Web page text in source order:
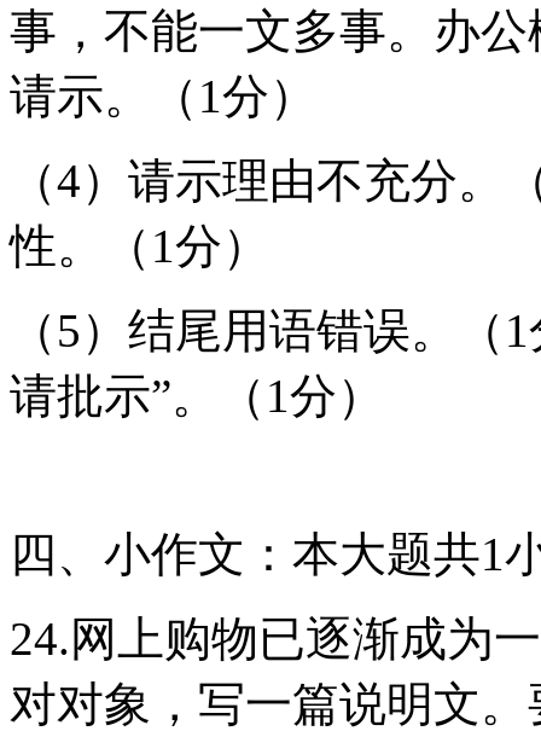
事，不能一文多事。办
请示。（1分）
（4）请示理由不充分。
性。（1分）
（5）结尾用语错误。（
请批示”。（1分）
四、小作文：本大题共1
24.网上购物已逐渐成为
对对象，写一篇说明文